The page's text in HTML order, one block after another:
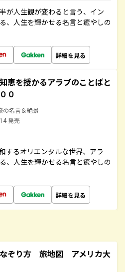
が人生観が変わると言う、イン
、人生を輝かせる名言と癒やしの
詳細を見る
恵を授かるアラブのことばと
０
の名言＆絶景
発売
するオリエンタルな世界、アラ
、人生を輝かせる名言と癒やしの
詳細を見る
ぞり方 旅地図 アメリカ大